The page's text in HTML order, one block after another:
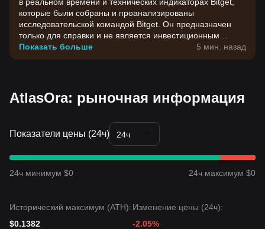
которые были собраны и проанализированы
исследовательской командой Bitget. Он предназначен
только для справки и не является инвестиционным
советом. Цены на криптовалюты отличаются высокой
волатильностью. Принимайте инвестиционные решения
Показать больше 5 мин. назад
AtlasOra: рыночная информация
Показатели цены (24ч) 24ч
24ч минимум $0 24ч максимум $0
Исторический максимум (ATH):
$0.1382
Изменение цены (24ч):
-2.05%